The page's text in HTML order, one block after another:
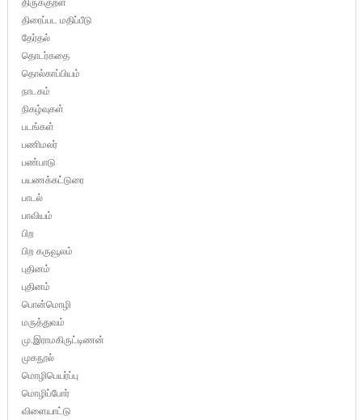
திரைப்பட மதிப்பீடு
தேர்தல்
தொடர்கதை
தொல்காப்பியம்
நாடகம்
நிகழ்வுகள்
படங்கள்
பணிமலர்
பண்பாடு
பயணக்கட்டுரை
பாடல்
பாவியம்
பிற
பிற கருவூலம்
புதினம்
புதினம்
பொன்மொழி
மருத்துவம்
மு.இராமகிருட்டிணன்
முகநூல்
மொழிபெயர்ப்பு
மொழிப்போர்
விளையாட்டு